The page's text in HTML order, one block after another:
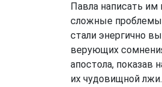
Павла написать им
сложные
стали энергично
верующих
апостола, показав
их чудовищной